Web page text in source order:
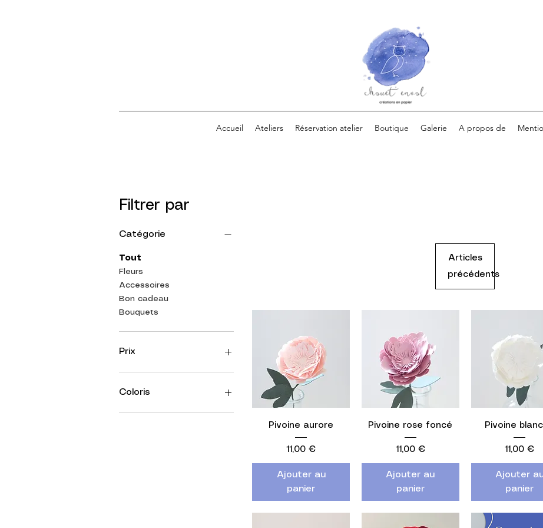
Accueil Ateliers Réservation atelier Boutique Galerie A propos de
Filtrer par
Catégorie
Tout
Fleurs
Accessoires
Bon cadeau
Bouquets
Prix
Coloris
Articles
précédents
Aperçu rapide
Pivoine aurore
Prix
11,00 €
Ajouter au
panier
Aperçu rapide
Pivoine rose foncé
Prix
11,00 €
Ajouter au
panier
Aperçu
Pivoine
Prix
11,00 €
Ajouter
panier